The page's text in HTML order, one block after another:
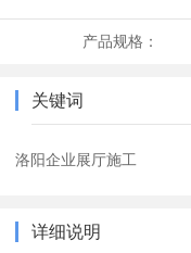
产品规格：
关键词
洛阳企业展厅施工
详细说明